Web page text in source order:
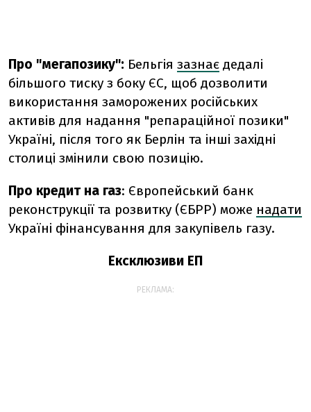
Про "мегапозику": Бельгія зазнає дедалі
більшого тиску з боку ЄС, щоб дозволити
використання заморожених російських
активів для надання "репараційної позики"
Україні, після того як Берлін та інші західні
столиці змінили свою позицію.
Про кредит на газ: Європейський банк
реконструкції та розвитку (ЄБРР) може надати
Україні фінансування для закупівель газу.
Ексклюзиви ЕП
РЕКЛАМА: